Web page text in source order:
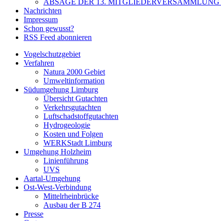
Nachrichten
Impressum
Schon gewusst?
RSS Feed abonnieren
Vogelschutzgebiet
Verfahren
Natura 2000 Gebiet
Umweltinformation
Südumgehung Limburg
Übersicht Gutachten
Verkehrsgutachten
Luftschadstoffgutachten
Hydrogeologie
Kosten und Folgen
WERKStadt Limburg
Umgehung Holzheim
Linienführung
UVS
Aartal-Umgehung
Ost-West-Verbindung
Mittelrheinbrücke
Ausbau der B 274
Presse